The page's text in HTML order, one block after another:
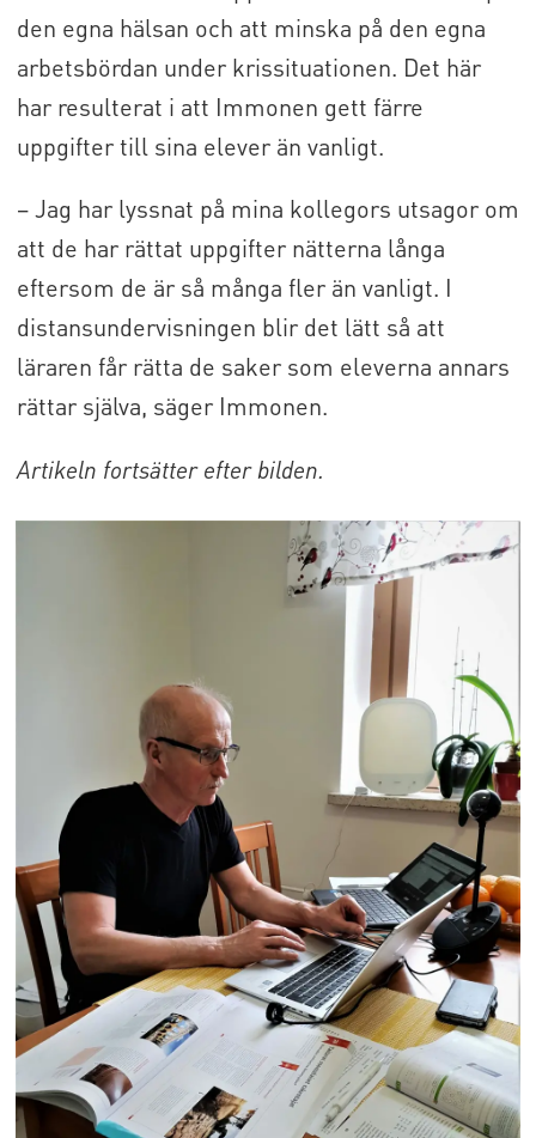
den egna hälsan och att minska på den egna
arbetsbördan under krissituationen. Det här
har resulterat i att Immonen gett färre
uppgifter till sina elever än vanligt.
– Jag har lyssnat på mina kollegors utsagor om
att de har rättat uppgifter nätterna långa
eftersom de är så många fler än vanligt. I
distansundervisningen blir det lätt så att
läraren får rätta de saker som eleverna annars
rättar själva, säger Immonen.
Artikeln fortsätter efter bilden.